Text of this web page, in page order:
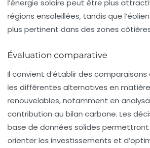
l’énergie solaire peut être plus
régions ensoleillées, tandis que
plus pertinent dans des zones
Évaluation comparative
Il convient d’établir des
les différentes alternatives en matière
renouvelables, notamment en
contribution au bilan carbone. Les
base de données solides
orienter les investissements et